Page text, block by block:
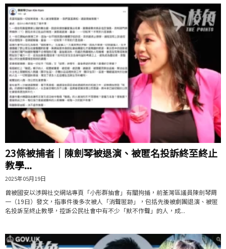
23條被捕者｜陳劍琴被退演、被匿名投訴終至終止
教學...
2025年05月19日
曾被國安以涉與社交網站專頁「小彤群抽會」有關拘捕，前荃灣區議員陳劍琴周
一（19日）發文，指事件後多次被人「消聲匿跡」，包括先後被劇團退演、被匿
名投訴至終止教學，控訴公民社會中有不少「默不作聲」的人，成...